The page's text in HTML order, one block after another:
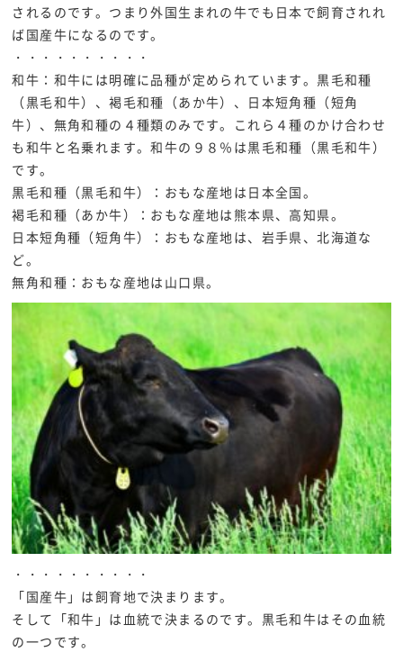
されるのです。つまり外国生まれの牛でも日本で飼育されれ
ば国産牛になるのです。
・・・・・・・・・・
和牛：和牛には明確に品種が定められています。黒毛和種
（黒毛和牛）、褐毛和種（あか牛）、日本短角種（短角
牛）、無角和種の４種類のみです。これら４種のかけ合わせ
も和牛と名乗れます。和牛の９８％は黒毛和種（黒毛和牛）
です。
黒毛和種（黒毛和牛）：おもな産地は日本全国。
褐毛和種（あか牛）：おもな産地は熊本県、高知県。
日本短角種（短角牛）：おもな産地は、岩手県、北海道な
ど。
無角和種：おもな産地は山口県。
・・・・・・・・・・
「国産牛」は飼育地で決まります。
そして「和牛」は血統で決まるのです。黒毛和牛はその血統
の一つです。